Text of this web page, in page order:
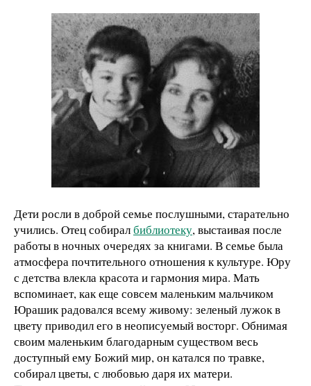
Дети росли в доброй семье послушными, старательно
учились. Отец собиралбиблиотеку, выстаивая после
работы в ночных очередях за книгами. В семье была
атмосфера почтительного отношения к культуре. Юру
с детства влекла красота и гармония мира. Мать
вспоминает, как еще совсем маленьким мальчиком
Юрашик радовался всему живому: зеленый лужок в
цвету приводил его в неописуемый восторг. Обнимая
своим маленьким благодарным существом весь
доступный ему Божий мир, он катался по травке,
собирал цветы, с любовью даря их матери.